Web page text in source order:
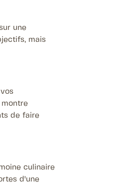
une
mais
de faire
culinaire
d'une